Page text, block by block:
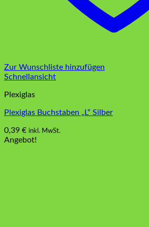
Zur Wunschliste hinzufügen
Schnellansicht
Plexiglas
Plexiglas Buchstaben „L“ Silber
0,39 € inkl. MwSt.
Angebot!